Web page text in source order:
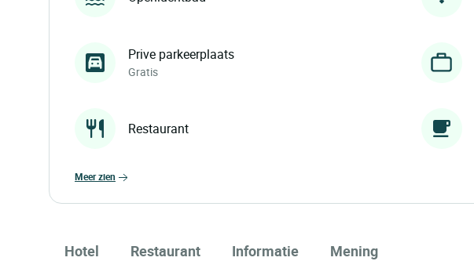
Prive parkeerplaats
Gratis
Restaurant
meer zien
Hotel Restaurant Informatie Mening